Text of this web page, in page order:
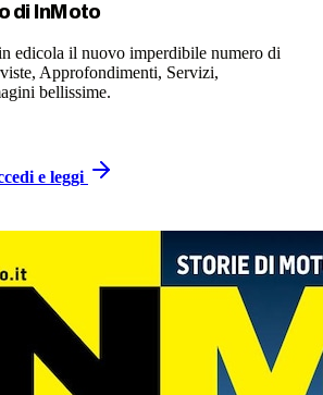
di InMoto
edicola il nuovo imperdibile numero di
Approfondimenti, Servizi,
bellissime.
e leggi